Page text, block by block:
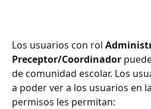
Los usuarios con rol
Preceptor/Coordinador
de comunidad escolar. Los
a poder ver a los usuarios en
permisos les permitan: